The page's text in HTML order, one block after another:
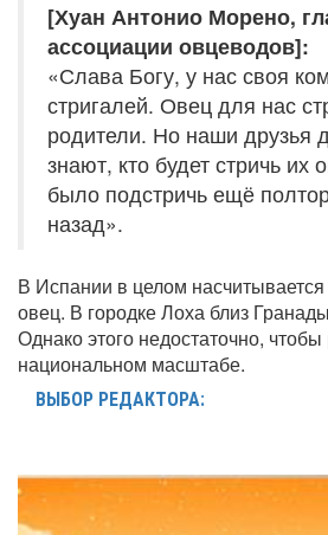
[Хуан Антонио Морено,
ассоциации овцеводов]:
«Слава Богу, у нас своя
стригалей. Овец для нас
родители. Но наши друзья
знают, кто будет стричь их
было подстричь ещё
назад».
В Испании в целом
овец. В городке Лоха близ
Однако этого недостаточно,
национальном масштабе.
ВЫБОР РЕДАКТОРА: